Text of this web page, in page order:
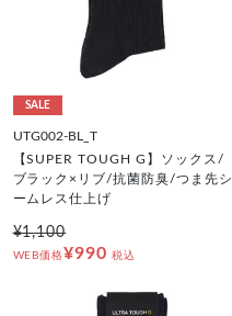
SALE
UTG002-BL_T
【SUPER TOUGH G】ソックス/
ブラック×リブ/抗菌防臭/つま先シ
ームレス仕上げ
¥1,100
WEB価格¥990 税込